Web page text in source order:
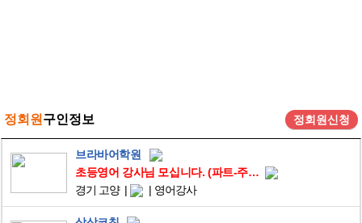
정회원 구인정보 정회원신청
브라바어학원
초등영어 강사님 모십니다. (파트-주3회/ 월수금). 추후 전임 가능
경기 고양
영어강사